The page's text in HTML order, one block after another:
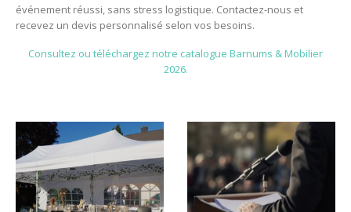
événement réussi, sans stress logistique. Contactez-nous et
recevez un devis personnalisé selon vos besoins.
Consultez ou téléchargez notre catalogue Barnums & Mobilier
2026.